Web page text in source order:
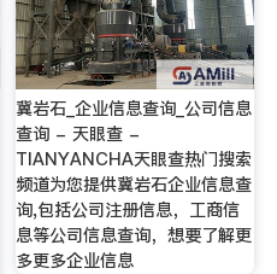
冀岩石_企业信息查询_公司信息
查询 - 天眼查 -
TIANYANCHA天眼查热门搜索
频道为您提供冀岩石企业信息查
询,包括公司注册信息，工商信
息等公司信息查询，想要了解更
多更多企业信息